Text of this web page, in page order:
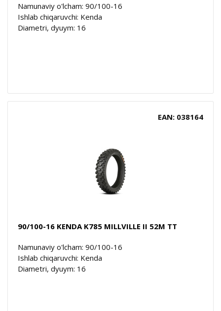
Namunaviy o'lcham: 90/100-16
Ishlab chiqaruvchi: Kenda
Diametri, dyuym: 16
EAN: 038164
90/100-16 KENDA K785 MILLVILLE II 52M TT
Namunaviy o'lcham: 90/100-16
Ishlab chiqaruvchi: Kenda
Diametri, dyuym: 16